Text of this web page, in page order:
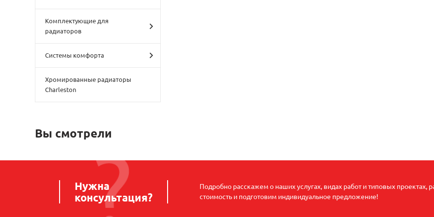
Комплектующие для
радиаторов
Системы комфорта
Хромированные радиаторы
Charleston
Вы смотрели
Нужна
консультация?
Подробно расскажем о наших услугах, видах работ и типовых проектах,
стоимость и подготовим индивидуальное предложение!